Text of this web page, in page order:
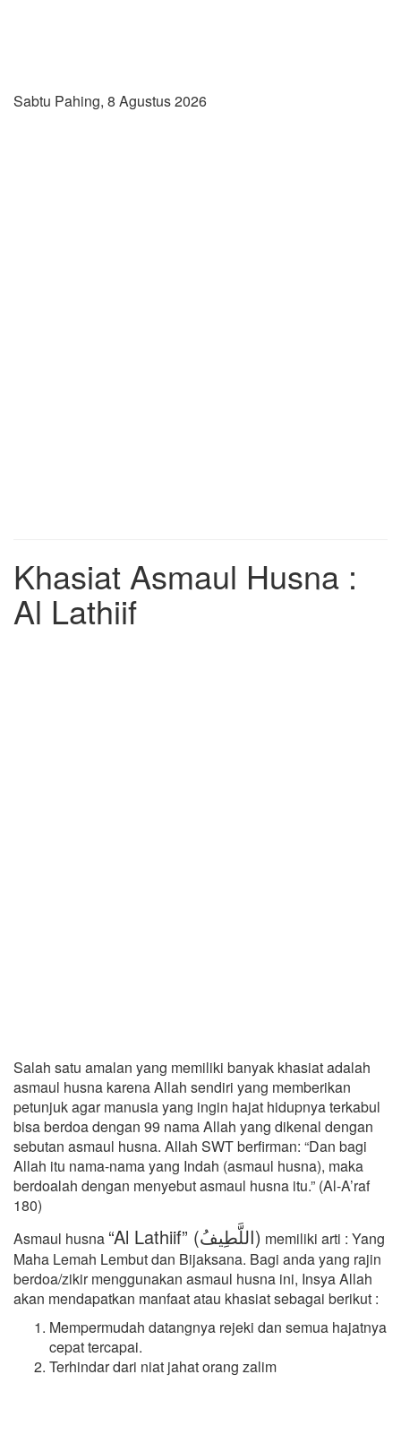
Sabtu Pahing, 8 Agustus 2026
Khasiat Asmaul Husna :
Al Lathiif
Salah satu amalan yang memiliki banyak khasiat adalah
asmaul husna karena Allah sendiri yang memberikan
petunjuk agar manusia yang ingin hajat hidupnya terkabul
bisa berdoa dengan 99 nama Allah yang dikenal dengan
sebutan asmaul husna. Allah SWT berfirman: “Dan bagi
Allah itu nama-nama yang Indah (asmaul husna), maka
berdoalah dengan menyebut asmaul husna itu.” (Al-A’raf
180)
Asmaul husna
“Al Lathiif” (اللَّطِيفُ) memiliki arti : Yang
Maha Lemah Lembut dan Bijaksana. Bagi anda yang rajin
berdoa/zikir menggunakan asmaul husna ini, Insya Allah
akan mendapatkan manfaat atau khasiat sebagai berikut :
Mempermudah datangnya rejeki dan semua hajatnya
cepat tercapai.
Terhindar dari niat jahat orang zalim